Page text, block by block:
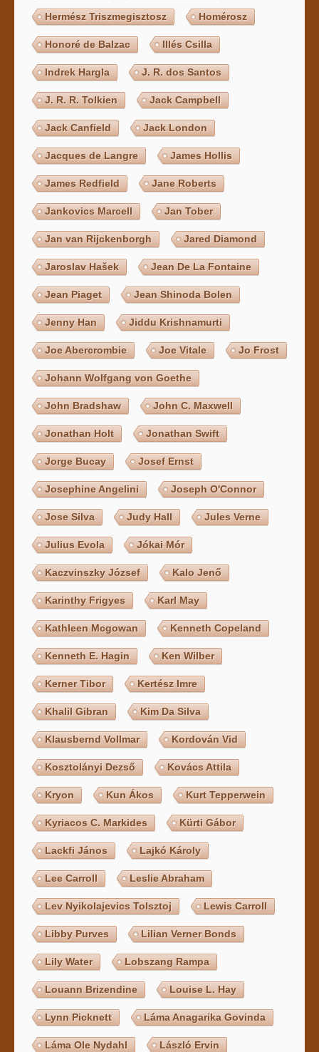
Hermész Triszmegisztosz Homérosz
Honoré de Balzac Illés Csilla
Indrek Hargla J. R. dos Santos
J. R. R. Tolkien Jack Campbell
Jack Canfield Jack London
Jacques de Langre James Hollis
James Redfield Jane Roberts
Jankovics Marcell Jan Tober
Jan van Rijckenborgh Jared Diamond
Jaroslav Hašek Jean De La Fontaine
Jean Piaget Jean Shinoda Bolen
Jenny Han Jiddu Krishnamurti
Joe Abercrombie Joe Vitale Jo Frost
Johann Wolfgang von Goethe
John Bradshaw John C. Maxwell
Jonathan Holt Jonathan Swift
Jorge Bucay Josef Ernst
Josephine Angelini Joseph O'Connor
Jose Silva Judy Hall Jules Verne
Julius Evola Jókai Mór
Kaczvinszky József Kalo Jenő
Karinthy Frigyes Karl May
Kathleen Mcgowan Kenneth Copeland
Kenneth E. Hagin Ken Wilber
Kerner Tibor Kertész Imre
Khalil Gibran Kim Da Silva
Klausbernd Vollmar Kordován Vid
Kosztolányi Dezső Kovács Attila
Kryon Kun Ákos Kurt Tepperwein
Kyriacos C. Markides Kürti Gábor
Lackfi János Lajkó Károly
Lee Carroll Leslie Abraham
Lev Nyikolajevics Tolsztoj Lewis Carroll
Libby Purves Lilian Verner Bonds
Lily Water Lobszang Rampa
Louann Brizendine Louise L. Hay
Lynn Picknett Láma Anagarika Govinda
Láma Ole Nydahl László Ervin